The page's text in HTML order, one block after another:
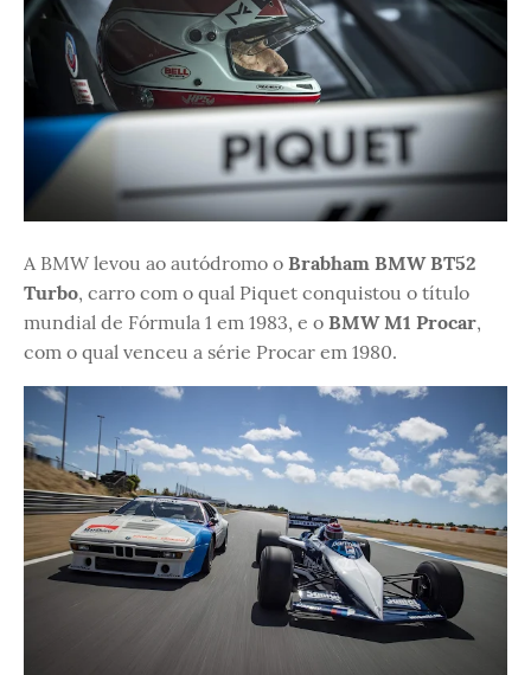
A BMW levou ao autódromo o Brabham BMW BT52
Turbo, carro com o qual Piquet conquistou o título
mundial de Fórmula 1 em 1983, e o BMW M1 Procar,
com o qual venceu a série Procar em 1980.